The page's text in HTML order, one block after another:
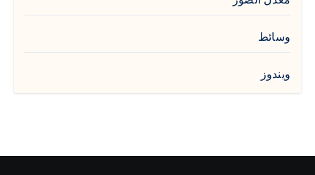
وسائط
ويندوز